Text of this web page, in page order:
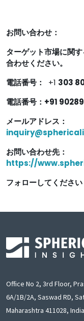
お問い合わせ：
ターゲット市場に関
合わせください。
電話番号：
+1 303
電話番号：+91
メールアドレス：
お問い合わせ先：
https://
フォローしてください
Office No 2, 3rd Floor,
6A/1B/2A, Saswad RD,
Maharashtra 411028, India